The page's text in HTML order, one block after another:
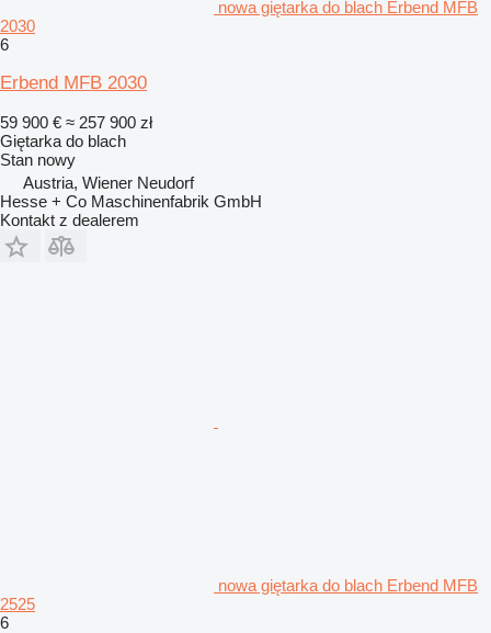
nowa giętarka do blach Erbend MFB
2030
6
Erbend MFB 2030
59 900 € ≈ 257 900 zł
Giętarka do blach
Stan nowy
Austria, Wiener Neudorf
Hesse + Co Maschinenfabrik GmbH
Kontakt z dealerem
nowa giętarka do blach Erbend MFB
2525
6